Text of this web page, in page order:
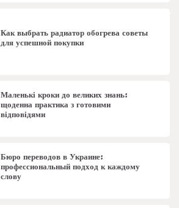
Как выбрать радиатор обогрева советы
для успешной покупки
Маленькі кроки до великих знань:
щоденна практика з готовими
відповідями
Бюро переводов в Украине:
профессиональный подход к каждому
слову